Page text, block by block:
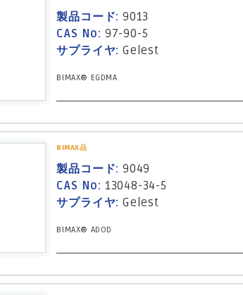
製品コード: 9013
CAS No: 97-90-5
サプライヤ: Gelest
BIMAX® EGDMA
BIMAX品
製品コード: 9049
CAS No: 13048-34-5
サプライヤ: Gelest
BIMAX® ADOD